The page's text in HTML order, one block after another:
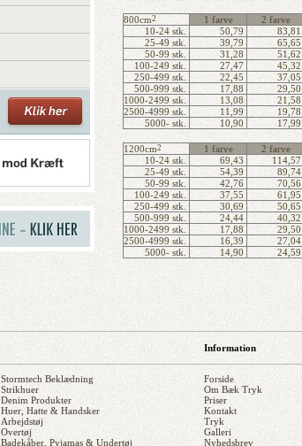
800cm2 1 farve 2 farve
10-24 stk.
50,79 83,81
25-49 stk.
39,79 65,65
50-99 stk.
31,28 51,62
100-249 stk.
27,47 45,32
250-499 stk.
22,45 37,05
500-999 stk.
17,88 29,50
1000-2499 stk.
13,08 21,58
2500-4999 stk.
11,99 19,78
5000- stk.
10,90 17,99
1200cm2 1 farve 2 farve
10-24 stk.
69,43 114,57
25-49 stk.
54,39 89,74
50-99 stk.
42,76 70,56
100-249 stk.
37,55 61,95
250-499 stk.
30,69 50,65
500-999 stk.
24,44 40,32
1000-2499 stk.
17,88 29,50
2500-4999 stk.
16,39 27,04
5000- stk.
14,90 24,59
Stormtech Beklædning
Strikhuer
Denim Produkter
Huer, Hatte & Handsker
Arbejdstøj
Overtøj
Badekåber, Pyjamas & Undertøj
Information
Forside
Om Bæk Tryk
Priser
Kontakt
Tryk
Galleri
Nyhedsbrev